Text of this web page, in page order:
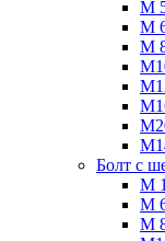
М
М
М
Болт с
М
М
М